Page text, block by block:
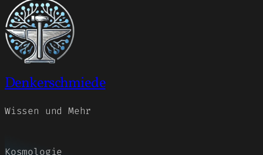
Denkerschmiede
Wissen und Mehr
Kosmologie